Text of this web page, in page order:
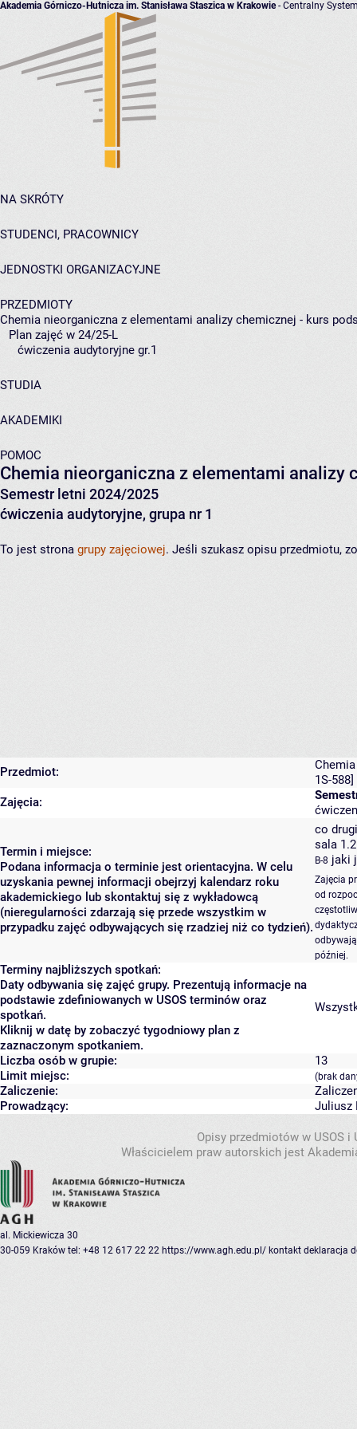
Akademia Górniczo-Hutnicza im. Stanisława Staszica w Krakowie- Centralny
NA SKRÓTY
STUDENCI, PRACOWNICY
JEDNOSTKI ORGANIZACYJNE
PRZEDMIOTY
Chemia nieorganiczna z elementami analizy chemicznej - kurs
Plan zajęć w 24/25-L
ćwiczenia audytoryjne gr.1
STUDIA
AKADEMIKI
POMOC
Chemia nieorganiczna z elementami analizy
Semestr letni 2024/2025
ćwiczenia audytoryjne, grupa nr 1
To jest strona grupy zajęciowej. Jeśli szukasz opisu przedmiotu,
Przedmiot:
1S-588]
Zajęcia:
Termin i miejsce:
Podana informacja o terminie jest orientacyjna. W celu
uzyskania pewnej informacji obejrzyj kalendarz roku
akademickiego lub skontaktuj się z wykładowcą
(nieregularności zdarzają się przede wszystkim w
przypadku zajęć odbywających się rzadziej niż co tydzień).
co
sala
B-8 jaki
Zajęcia
od
później.
Terminy najbliższych spotkań:
Daty odbywania się zajęć grupy. Prezentują informacje na
podstawie zdefiniowanych w USOS terminów oraz
spotkań.
Kliknij w datę by zobaczyć tygodniowy plan z
zaznaczonym spotkaniem.
Liczba osób w grupie:
13
Limit miejsc:
(brak
Zaliczenie:
Prowadzący:
Juliusz
Opisy przedmiotów w USOS
Właścicielem praw autorskich jest
al. Mickiewicza 30
30-059 Kraków tel: +48 12 617 22 22 https://www.agh.edu.pl/ kontakt deklaracja